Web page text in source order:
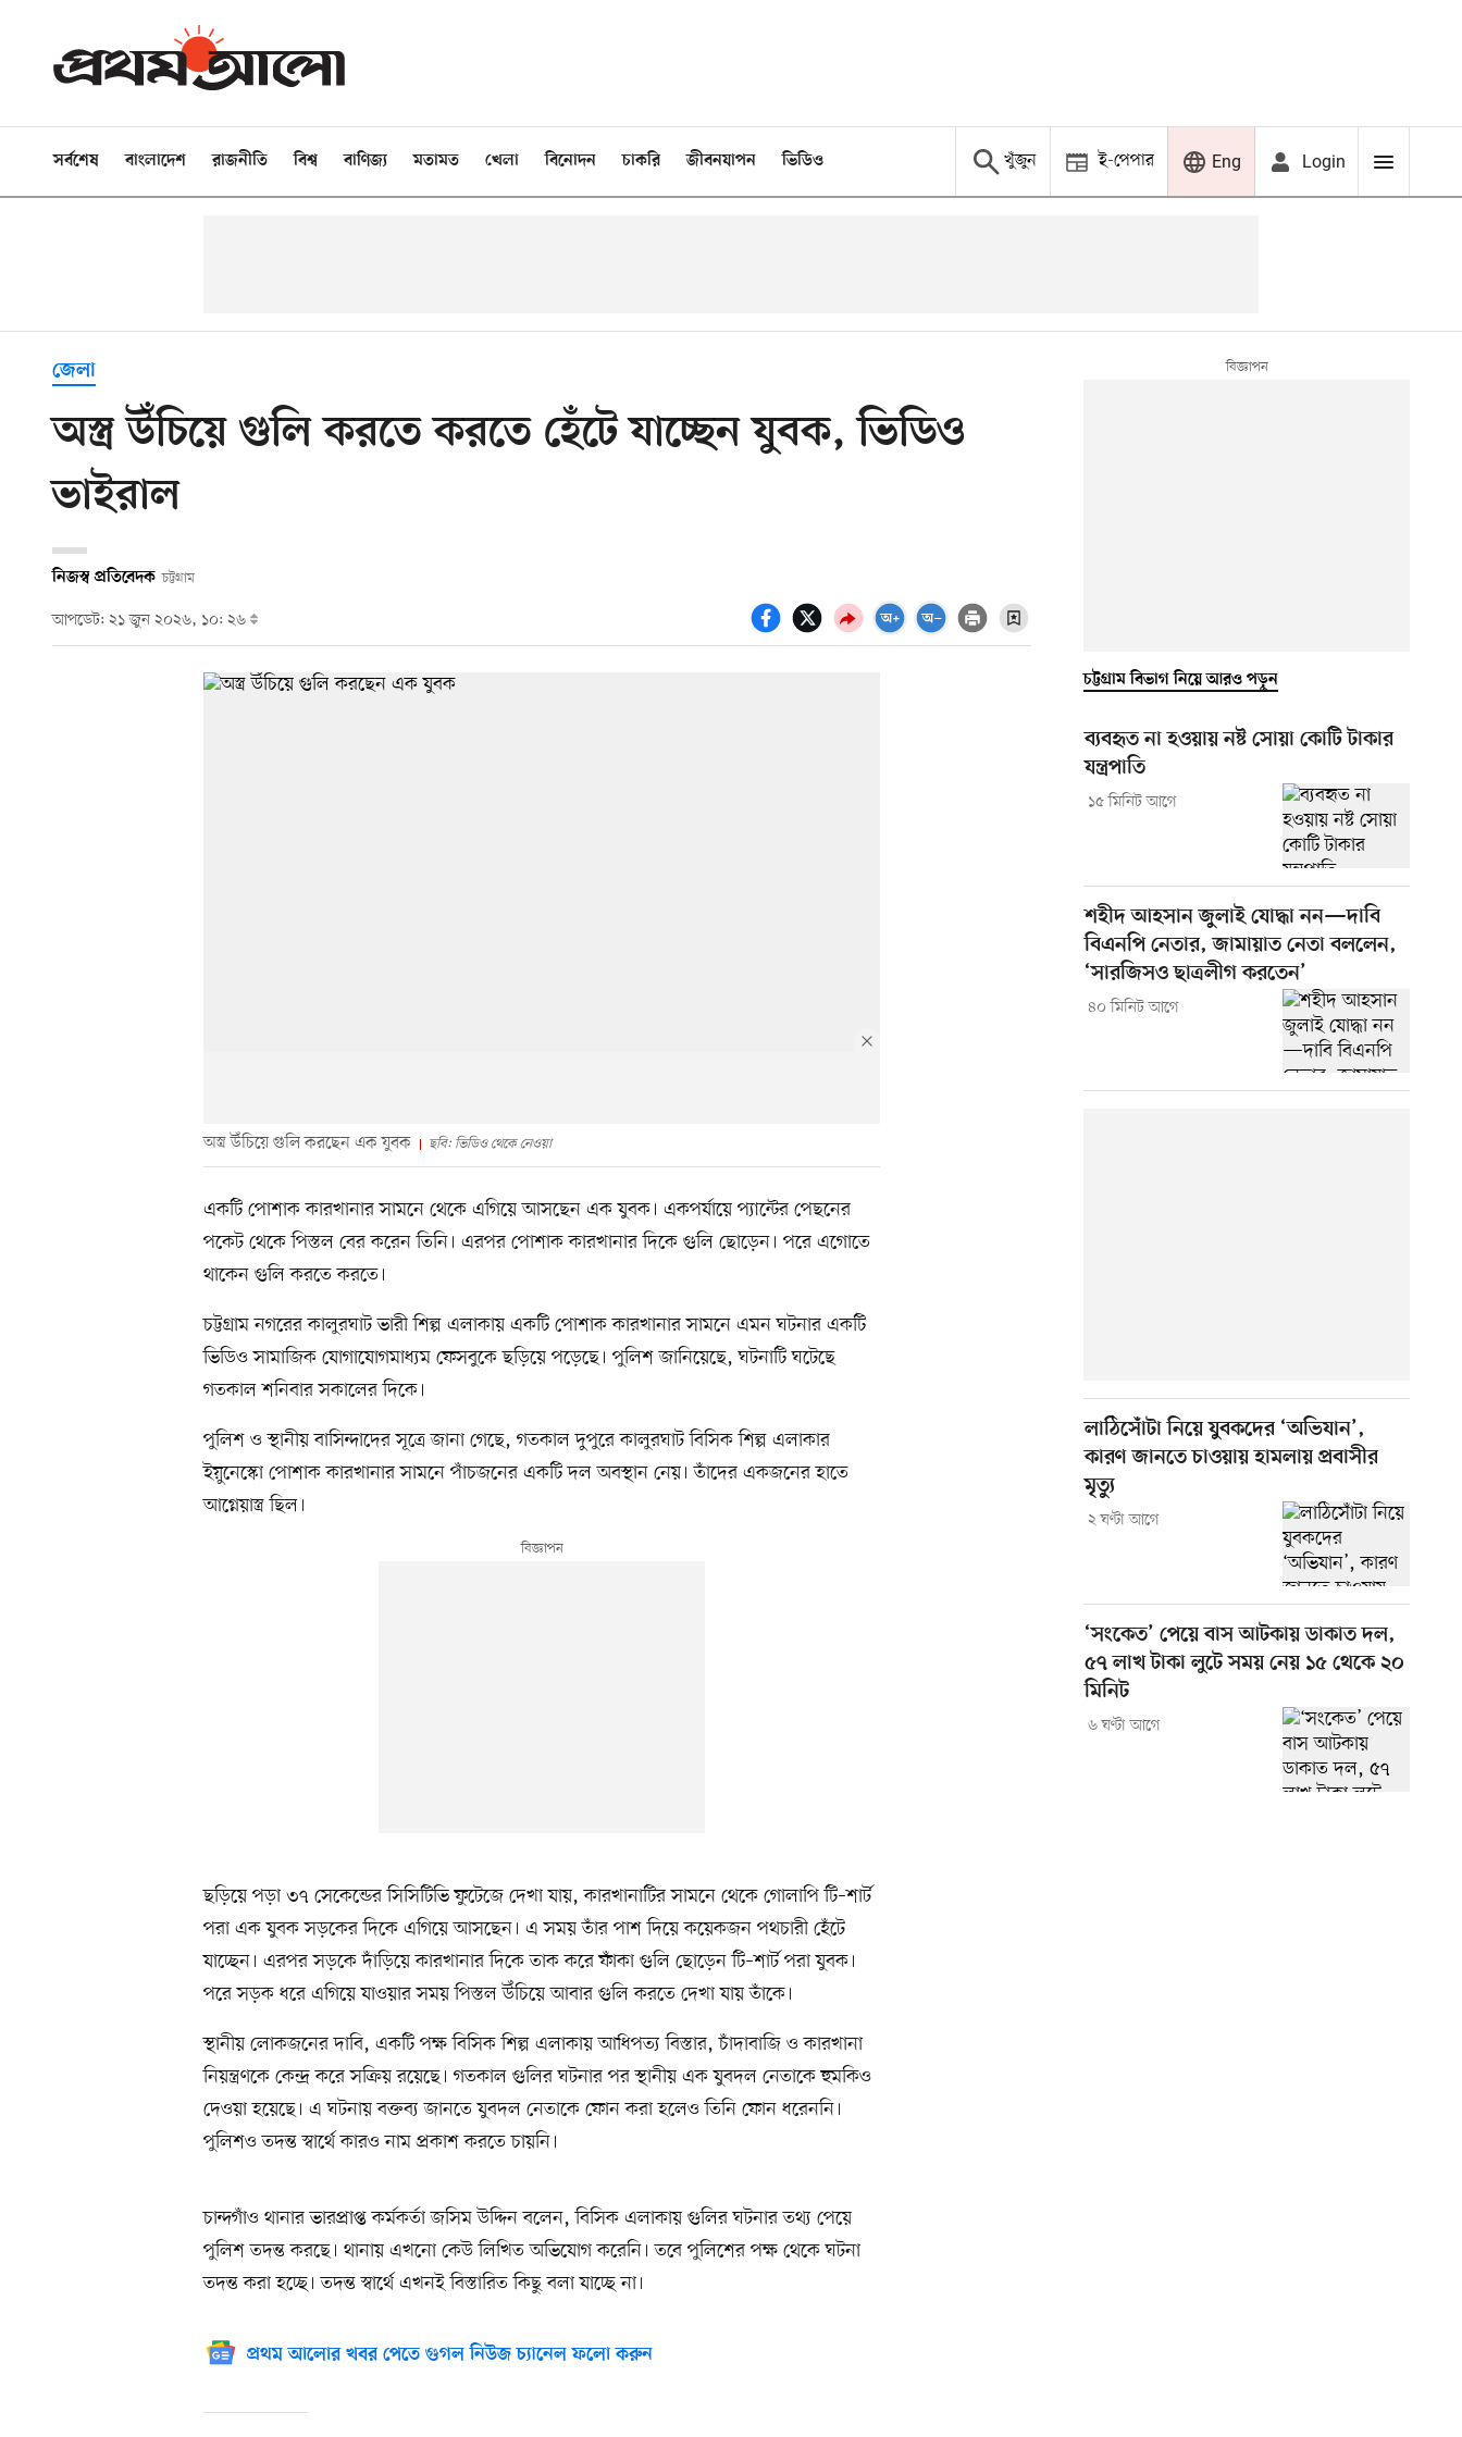
সর্বশেষ বাংলাদেশ রাজনীতি বিশ্ব বাণিজ্য মতামত খেলা বিনোদন চাকরি জীবনযাপন ভিডিও খুঁজুন ই-পেপার Eng Login
জেলা
অস্ত্র উঁচিয়ে গুলি করতে করতে হেঁটে যাচ্ছেন যুবক, ভিডিও
ভাইরাল
নিজস্ব প্রতিবেদক চট্টগ্রাম
আপডেট: ২১ জুন ২০২৬, ১০: ২৬
অস্ত্র উঁচিয়ে গুলি করছেন এক যুবক ছবি: ভিডিও থেকে নেওয়া
একটি পোশাক কারখানার সামনে থেকে এগিয়ে আসছেন এক যুবক। একপর্যায়ে প্যান্টের পেছনের
পকেট থেকে পিস্তল বের করেন তিনি। এরপর পোশাক কারখানার দিকে গুলি ছোড়েন। পরে এগোতে
থাকেন গুলি করতে করতে।
চট্টগ্রাম নগরের কালুরঘাট ভারী শিল্প এলাকায় একটি পোশাক কারখানার সামনে এমন ঘটনার একটি
ভিডিও সামাজিক যোগাযোগমাধ্যম ফেসবুকে ছড়িয়ে পড়েছে। পুলিশ জানিয়েছে, ঘটনাটি ঘটেছে
গতকাল শনিবার সকালের দিকে।
পুলিশ ও স্থানীয় বাসিন্দাদের সূত্রে জানা গেছে, গতকাল দুপুরে কালুরঘাট বিসিক শিল্প এলাকার
ইয়ুনেস্কো পোশাক কারখানার সামনে পাঁচজনের একটি দল অবস্থান নেয়। তাঁদের একজনের হাতে
আগ্নেয়াস্ত্র ছিল।
ছড়িয়ে পড়া ৩৭ সেকেন্ডের সিসিটিভি ফুটেজে দেখা যায়, কারখানাটির সামনে থেকে গোলাপি টি–শার্ট
পরা এক যুবক সড়কের দিকে এগিয়ে আসছেন। এ সময় তাঁর পাশ দিয়ে কয়েকজন পথচারী হেঁটে
যাচ্ছেন। এরপর সড়কে দাঁড়িয়ে কারখানার দিকে তাক করে ফাঁকা গুলি ছোড়েন টি–শার্ট পরা যুবক।
পরে সড়ক ধরে এগিয়ে যাওয়ার সময় পিস্তল উঁচিয়ে আবার গুলি করতে দেখা যায় তাঁকে।
স্থানীয় লোকজনের দাবি, একটি পক্ষ বিসিক শিল্প এলাকায় আধিপত্য বিস্তার, চাঁদাবাজি ও কারখানা
নিয়ন্ত্রণকে কেন্দ্র করে সক্রিয় রয়েছে। গতকাল গুলির ঘটনার পর স্থানীয় এক যুবদল নেতাকে হুমকিও
দেওয়া হয়েছে। এ ঘটনায় বক্তব্য জানতে যুবদল নেতাকে ফোন করা হলেও তিনি ফোন ধরেননি।
পুলিশও তদন্ত স্বার্থে কারও নাম প্রকাশ করতে চায়নি।
চান্দগাঁও থানার ভারপ্রাপ্ত কর্মকর্তা জসিম উদ্দিন বলেন, বিসিক এলাকায় গুলির ঘটনার তথ্য পেয়ে
পুলিশ তদন্ত করছে। থানায় এখনো কেউ লিখিত অভিযোগ করেনি। তবে পুলিশের পক্ষ থেকে ঘটনা
তদন্ত করা হচ্ছে। তদন্ত স্বার্থে এখনই বিস্তারিত কিছু বলা যাচ্ছে না।
প্রথম আলোর খবর পেতে গুগল নিউজ চ্যানেল ফলো করুন
চট্টগ্রাম বিভাগ নিয়ে আরও পড়ুন
ব্যবহৃত না হওয়ায় নষ্ট সোয়া কোটি টাকার
যন্ত্রপাতি
১৫ মিনিট আগে
শহীদ আহসান জুলাই যোদ্ধা নন—দাবি
বিএনপি নেতার, জামায়াত নেতা বললেন,
‘সারজিসও ছাত্রলীগ করতেন’
৪০ মিনিট আগে
লাঠিসোঁটা নিয়ে যুবকদের ‘অভিযান’,
কারণ জানতে চাওয়ায় হামলায় প্রবাসীর
মৃত্যু
২ ঘণ্টা আগে
‘সংকেত’ পেয়ে বাস আটকায় ডাকাত দল,
৫৭ লাখ টাকা লুটে সময় নেয় ১৫ থেকে ২০
মিনিট
৬ ঘণ্টা আগে